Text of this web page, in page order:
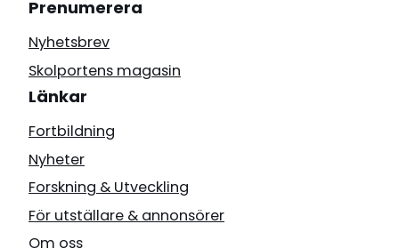
Prenumerera
Nyhetsbrev
Skolportens magasin
Länkar
Fortbildning
Nyheter
Forskning & Utveckling
För utställare & annonsörer
Om oss